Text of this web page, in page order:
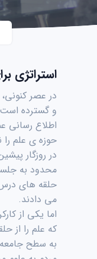
استراتژی
در عصر
و گسترده است.
اطلاع رسانی
حوزه ی علم را
در روزگار
محدود به
حلقه های درس
می دادند.
اما یکی از
که علم را از
به سطح جامعه